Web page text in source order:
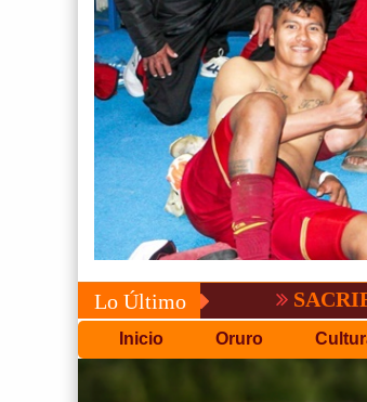
Lo Último SACRIFICADO
Inicio Oruro